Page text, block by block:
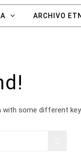
ARCHIVO
with some different